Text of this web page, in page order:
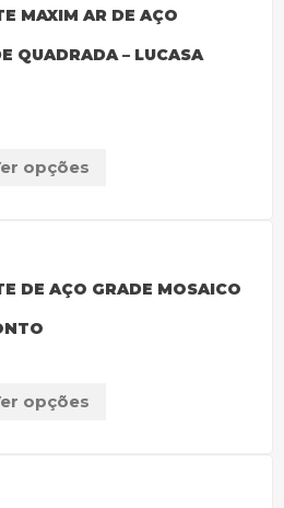
MAXIM AR DE AÇO
QUADRADA – LUCASA
opções
DE AÇO GRADE MOSAICO
opções